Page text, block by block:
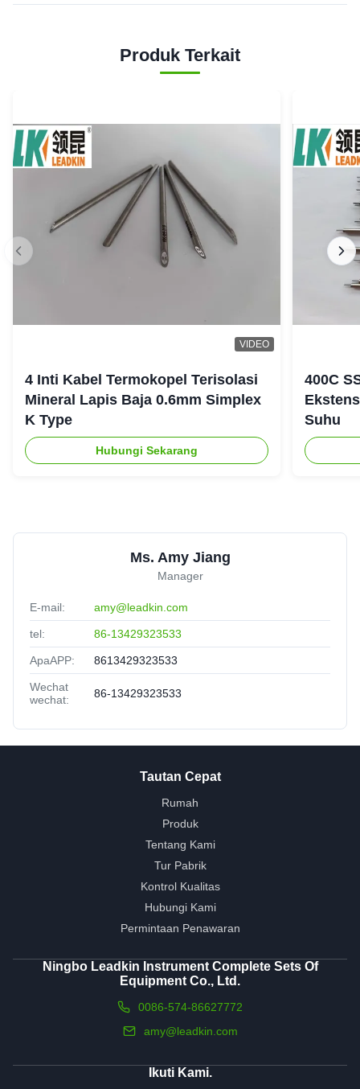
Produk Terkait
VIDEO
4 Inti Kabel Termokopel Terisolasi
Mineral Lapis Baja 0.6mm Simplex
K Type
Hubungi Sekarang
400C
Suhu
Ms. Amy Jiang
Manager
E-mail: amy@leadkin.com
tel: 86-13429323533
ApaAPP: 8613429323533
Wechat
wechat:
86-13429323533
Tautan Cepat
Rumah
Produk
Tentang Kami
Tur Pabrik
Kontrol Kualitas
Hubungi Kami
Permintaan Penawaran
Ningbo Leadkin Instrument Complete Sets Of
Equipment Co., Ltd.
0086-574-86627772
amy@leadkin.com
Ikuti Kami.